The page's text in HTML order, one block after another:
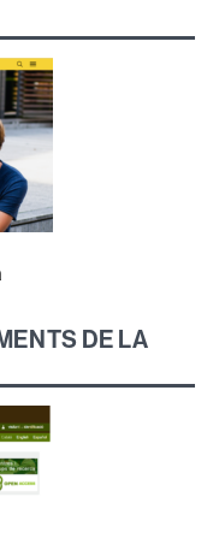
DE LA